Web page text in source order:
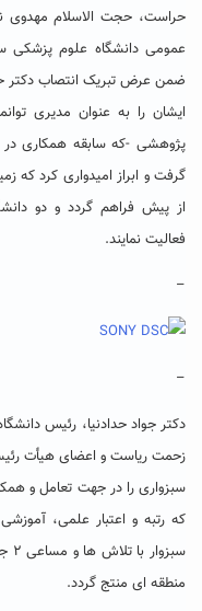
حراست، حجت الاسلام مهدوی
عمومی دانشگاه علوم پزشکی
ضمن عرض تبریک انتصاب دکتر
ایشان را به عنوان مدیری
پژوهشی -که سابقه همکاری در
گرفت و ابراز امیدواری کرد
از پیش فراهم گردد و دو
فعالیت نمایند.
–
–
دکتر جواد حدادنیا، رئیس
زحمت ریاست و اعضای هیأت
سبزواری را در جهت تعامل و
که رتبه و اعتبار علمی،
منطقه ای منتج گردد.